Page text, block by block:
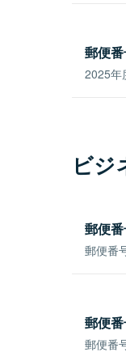
郵便
2025年
ビジ
郵便
郵便番
郵便
郵便番